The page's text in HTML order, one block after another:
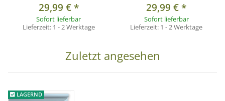
29,99 €*
Sofort lieferbar
Lieferzeit: 1 - 2 Werktage
29,99 €*
Sofort lieferbar
Lieferzeit: 1 - 2 Werktage
Zuletzt angesehen
LAGERND